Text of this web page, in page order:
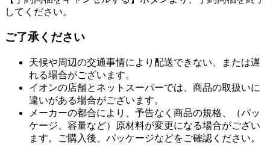
してください。
ご了承ください
天候や周辺の交通事情により配送できない、または遅
れる場合がございます。
イオンの店舗とネットスーパーでは、商品の取扱いに
違いがある場合がございます。
メーカーの都合により、予告なく商品の規格、（パッ
ケージ、容量など）原材料が変更になる場合がござい
ます。ご購入後、パッケージなどをご確認ください。